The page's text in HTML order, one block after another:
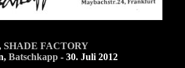
SHADE FACTORY
Batschkapp - 30. Juli 2012